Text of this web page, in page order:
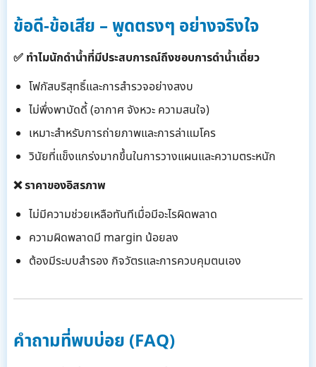
ข้อดี-ข้อเสีย – พูดตรงๆ อย่างจริงใจ
✅ ทำไมนักดำน้ำที่มีประสบการณ์ถึงชอบการดำน้ำเดี่ยว
โฟกัสบริสุทธิ์และการสำรวจอย่างสงบ
ไม่พึ่งพาบัดดี้ (อากาศ จังหวะ ความสนใจ)
เหมาะสำหรับการถ่ายภาพและการล่าแมโคร
วินัยที่แข็งแกร่งมากขึ้นในการวางแผนและความตระหนัก
❌ ราคาของอิสรภาพ
ไม่มีความช่วยเหลือทันทีเมื่อมีอะไรผิดพลาด
ความผิดพลาดมี margin น้อยลง
ต้องมีระบบสำรอง กิจวัตรและการควบคุมตนเอง
คำถามที่พบบ่อย (FAQ)